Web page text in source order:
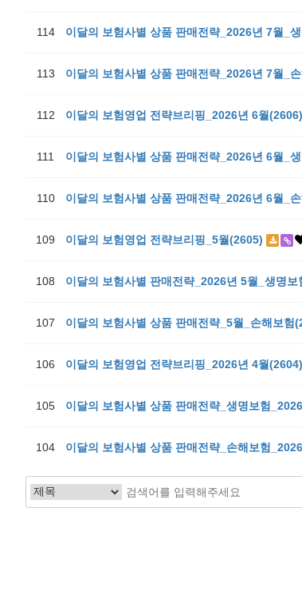
114 이달의 보험사별 상품 판매전략_2026년 7월_
113 이달의 보험사별 상품 판매전략_2026년 7월_
112 이달의 보험영업 전략브리핑_2026년 6월(2606)
111 이달의 보험사별 상품 판매전략_2026년 6월_
110 이달의 보험사별 상품 판매전략_2026년 6월_
109 이달의 보험영업 전략브리핑_5월(2605)
108 이달의 보험사별 판매전략_2026년 5월_생명보
107 이달의 보험사별 상품 판매전략_5월_손해보험
106 이달의 보험영업 전략브리핑_2026년 4월(2604)
105 이달의 보험사별 상품 판매전략_생명보험
104 이달의 보험사별 상품 판매전략_손해보험